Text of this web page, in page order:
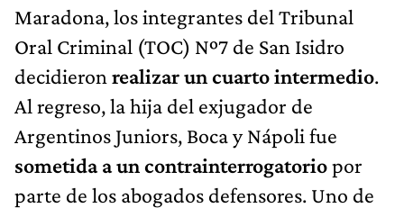
Maradona, los integrantes del Tribunal
Oral Criminal (TOC) Nº7 de San Isidro
decidieron realizar un cuarto intermedio.
Al regreso, la hija del exjugador de
Argentinos Juniors, Boca y Nápoli fue
sometida a un contrainterrogatoriopor
parte de los abogados defensores. Uno de